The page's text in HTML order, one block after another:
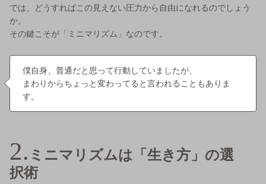
では、どうすればこの見えない圧力から自由になれるのでしょう
か。
その鍵こそが「ミニマリズム」なのです。
僕自身、普通だと思って行動していましたが、
まわりからちょっと変わってると言われることもありま
す。
ミニマリズムは「生き方」の選
択術